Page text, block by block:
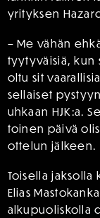
yrityksen
– Me vähän
tyytyväisiä, kun
oltu sit
sellaiset
uhkaan HJK:a.
toinen päivä
ottelun jälkeen.
Toisella jaksolla
Elias
alkupuoliskolla